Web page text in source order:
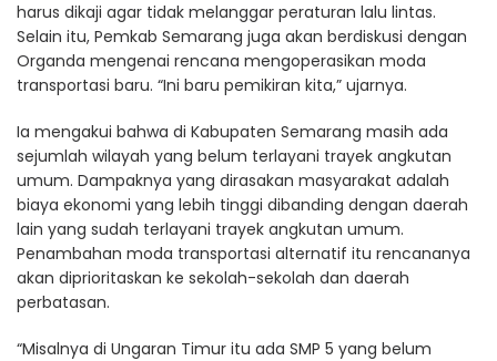
harus dikaji agar tidak melanggar peraturan lalu lintas.
Selain itu, Pemkab Semarang juga akan berdiskusi dengan
Organda mengenai rencana mengoperasikan moda
transportasi baru. “Ini baru pemikiran kita,” ujarnya.
Ia mengakui bahwa di Kabupaten Semarang masih ada
sejumlah wilayah yang belum terlayani trayek angkutan
umum. Dampaknya yang dirasakan masyarakat adalah
biaya ekonomi yang lebih tinggi dibanding dengan daerah
lain yang sudah terlayani trayek angkutan umum.
Penambahan moda transportasi alternatif itu rencananya
akan diprioritaskan ke sekolah-sekolah dan daerah
perbatasan.
“Misalnya di Ungaran Timur itu ada SMP 5 yang belum